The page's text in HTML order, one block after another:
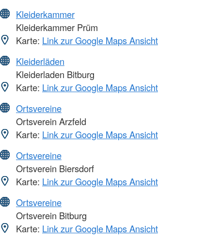
Kleiderkammer
Kleiderkammer Prüm
Karte: Link zur Google Maps Ansicht
Kleiderläden
Kleiderladen Bitburg
Karte: Link zur Google Maps Ansicht
Ortsvereine
Ortsverein Arzfeld
Karte: Link zur Google Maps Ansicht
Ortsvereine
Ortsverein Biersdorf
Karte: Link zur Google Maps Ansicht
Ortsvereine
Ortsverein Bitburg
Karte: Link zur Google Maps Ansicht